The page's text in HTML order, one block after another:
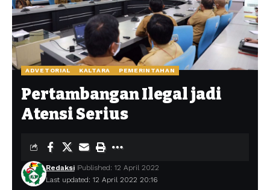
ADVETORIAL KALTARA PEMERINTAHAN
Pertambangan Ilegal jadi
Atensi Serius
Last updated: 12 April 2022 20:16
Redaksi Published: 12 April 2022